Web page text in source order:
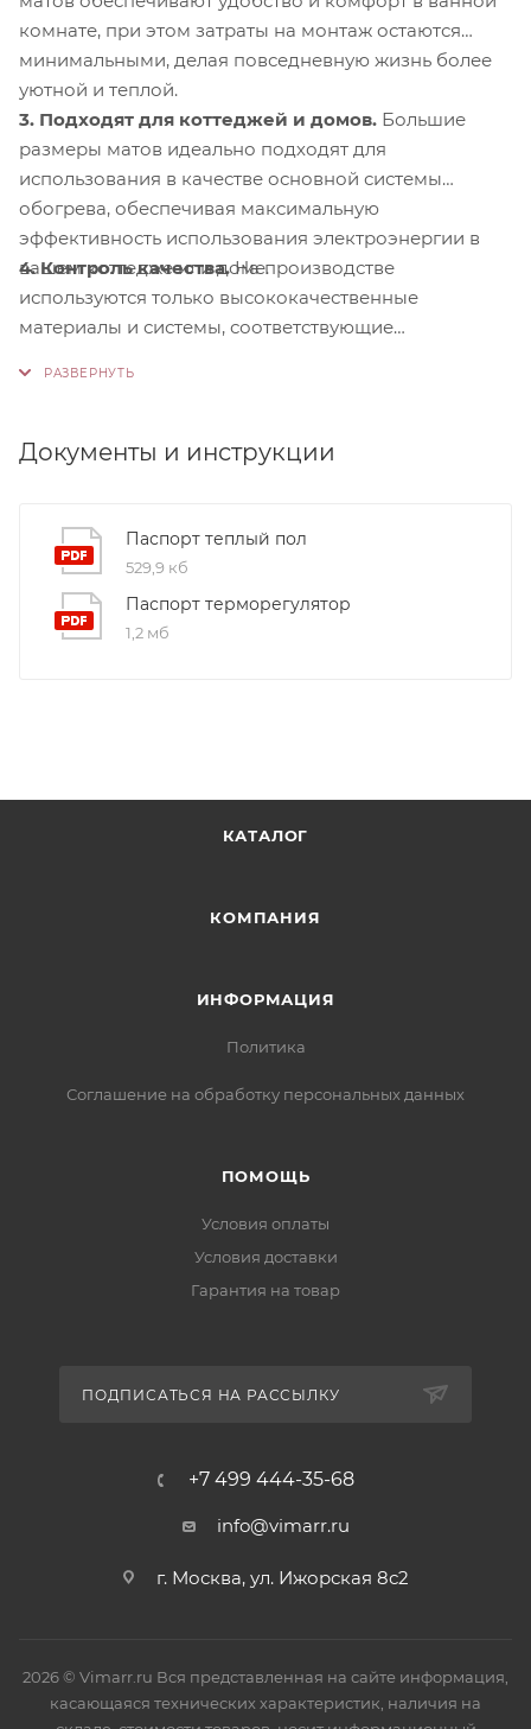
комнате, при этом затраты на монтаж остаются
минимальными, делая повседневную жизнь более
уютной и теплой.
3. Подходят для коттеджей и домов. Большие
размеры матов идеально подходят для
использования в качестве основной системы
обогрева, обеспечивая максимальную
эффективность использования электроэнергии в
вашем коттедже или доме.
4. Контроль качества.На производстве
используются только высококачественные
материалы и системы, соответствующие
Документы и инструкции
Паспорт теплый пол
529,9 кб
Паспорт терморегулятор
1,2 мб
КАТАЛОГ
КОМПАНИЯ
ИНФОРМАЦИЯ
Политика
Соглашение на обработку персональных данных
ПОМОЩЬ
Условия оплаты
Условия доставки
Гарантия на товар
ПОДПИСАТЬСЯ НА РАССЫЛКУ
+7 499 444-35-68
info@vimarr.ru
г. Москва, ул. Ижорская 8с2
2026 © Vimarr.ru Вся представленная на сайте информация,
касающаяся технических характеристик, наличия на